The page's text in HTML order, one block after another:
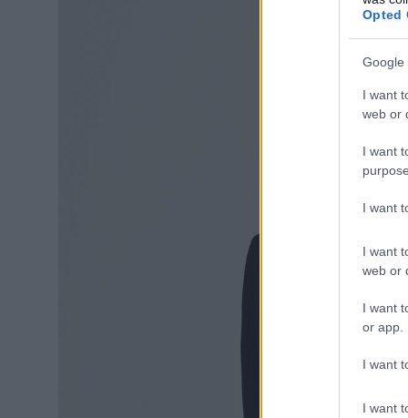
Opted
Google
I want
web or
I want
I want
I want
web or
I want
or app.
I want
I want